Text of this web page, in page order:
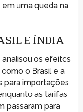
uma queda na
E ÍNDIA
os efeitos
o Brasil e a
para importações
as tarifas
passaram para